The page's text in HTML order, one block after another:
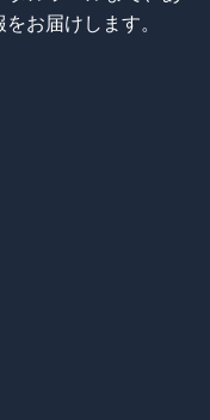
お届けします。